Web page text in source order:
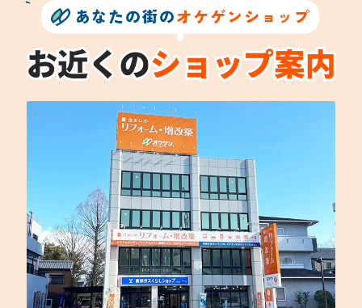
あなたの街のオケゲンショップ